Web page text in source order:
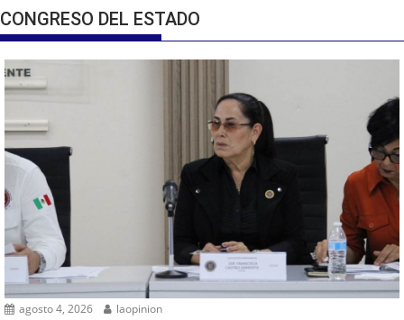
CONGRESO DEL ESTADO
agosto 4, 2026 laopinion